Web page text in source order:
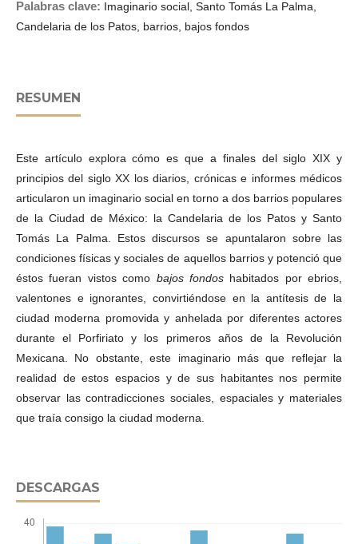
Palabras clave: Imaginario social, Santo Tomás La Palma,
Candelaria de los Patos, barrios, bajos fondos
RESUMEN
Este artículo explora cómo es que a finales del siglo XIX y
principios del siglo XX los diarios, crónicas e informes médicos
articularon un imaginario social en torno a dos barrios populares
de la Ciudad de México: la Candelaria de los Patos y Santo
Tomás La Palma. Estos discursos se apuntalaron sobre las
condiciones físicas y sociales de aquellos barrios y potenció que
éstos fueran vistos como bajos fondoshabitados por ebrios,
valentones e ignorantes, convirtiéndose en la antítesis de la
ciudad moderna promovida y anhelada por diferentes actores
durante el Porfiriato y los primeros años de la Revolución
Mexicana. No obstante, este imaginario más que reflejar la
realidad de estos espacios y de sus habitantes nos permite
observar las contradicciones sociales, espaciales y materiales
que traía consigo la ciudad moderna.
DESCARGAS